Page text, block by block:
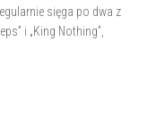
sięga po dwa z
i „King Nothing”,